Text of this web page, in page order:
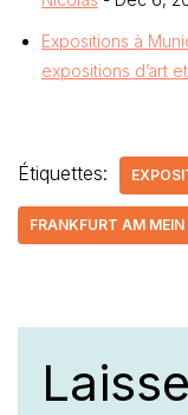
Expositions à
expositions d’art
Étiquettes:
FRANKFURT AM